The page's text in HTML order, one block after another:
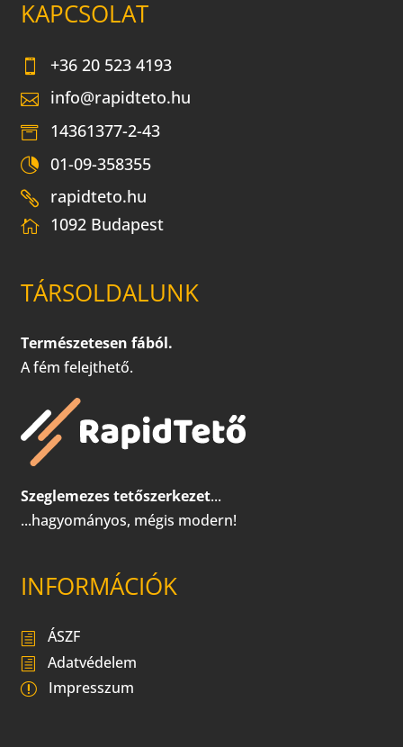
KAPCSOLAT
+36 20 523 4193
info@rapidteto.hu
14361377-2-43
01-09-358355
rapidteto.hu
1092 Budapest
TÁRSOLDALUNK
Természetesen fából.
A fém felejthető.
Szeglemezes tetőszerkezet...
...hagyományos, mégis modern!
INFORMÁCIÓK
ÁSZF
Adatvédelem
Impresszum